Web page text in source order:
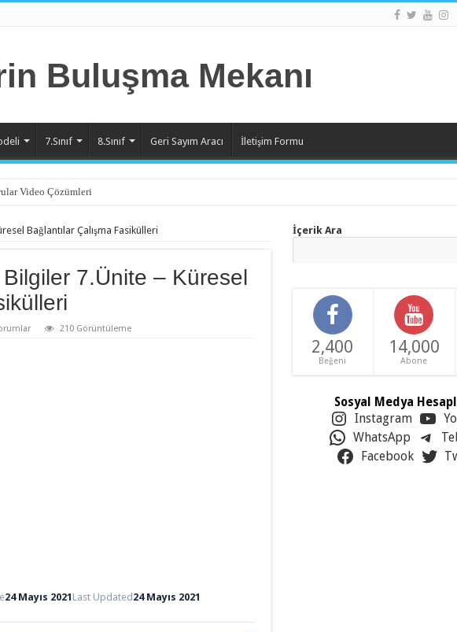
7.Sınıf 8.Sınıf Geri Sayım Aracı İletişim Formu
Video Çözümleri
Bağlantılar Çalışma Fasikülleri
7.Ünite – Küresel
210 Görüntüleme
24 Mayıs 2021 Last Updated 24 Mayıs 2021
İçerik Ara
2,400
Beğeni
14,000
Abone
Sosyal Medya
Instagram
WhatsApp
Facebook